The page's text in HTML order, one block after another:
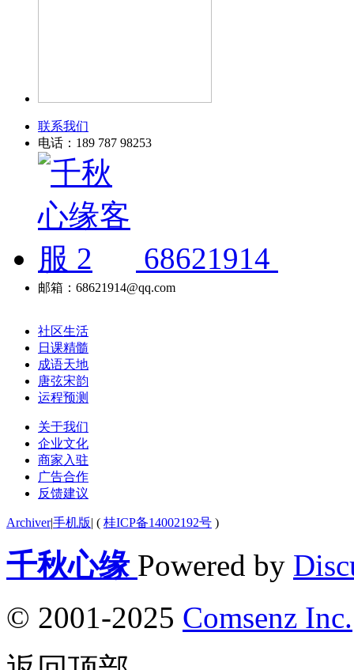
联系我们
电话：189 787 98253
68621914
邮箱：68621914@qq.com
社区生活
日课精髓
成语天地
唐弦宋韵
运程预测
关于我们
企业文化
商家入驻
广告合作
反馈建议
Archiver|手机版| ( 桂ICP备14002192号 )
千秋心缘 Powered by
© 2001-2025 Comsenz Inc.